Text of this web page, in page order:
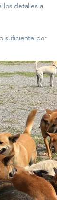
los detalles a
suficiente por